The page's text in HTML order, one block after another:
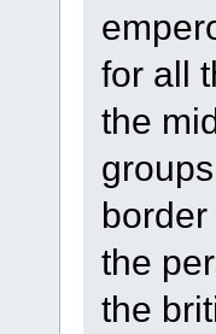
for all
the
the
the